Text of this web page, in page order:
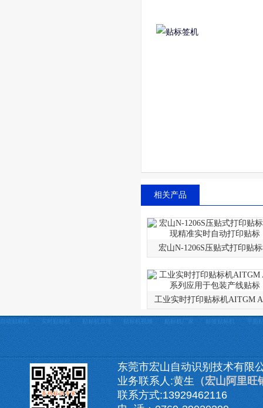
相关产品
宏山N-1206S压贴式打印贴
工业实时打印贴标机AITGM
自动贴标机 实时贴标机 贴标机原理 贴标机视频 贴标机厂家 标签贴标机 平面
东莞市宏山自动识别技术有限
业务联系人:黄生 （宏山阿里旺
联系方式:13929462116